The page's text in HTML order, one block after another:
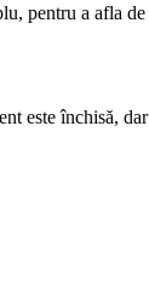
pentru a afla de
este închisă,